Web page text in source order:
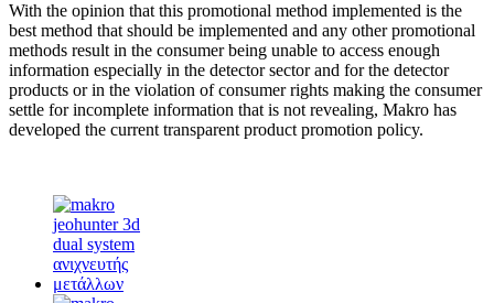
With the opinion that this promotional method implemented is the
best method that should be implemented and any other promotional
methods result in the consumer being unable to access enough
information especially in the detector sector and for the detector
products or in the violation of consumer rights making the consumer
settle for incomplete information that is not revealing, Makro has
developed the current transparent product promotion policy.